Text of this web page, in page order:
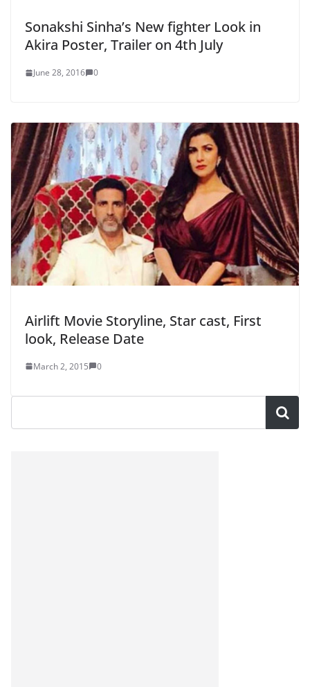
Sonakshi Sinha’s New fighter Look in
Akira Poster, Trailer on 4th July
June 28, 2016 0
Airlift Movie Storyline, Star cast, First
look, Release Date
March 2, 2015 0